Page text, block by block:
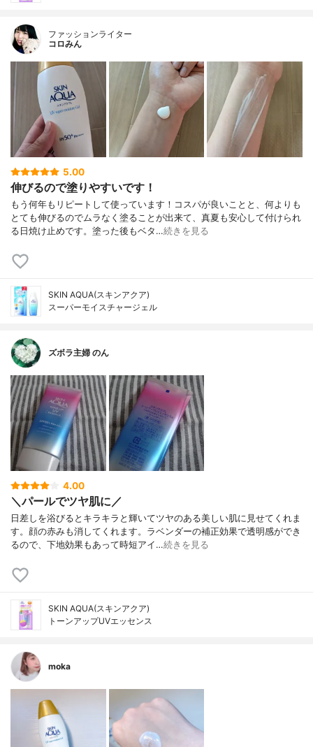
ファッションライター
コロみん
5.00
伸びるので塗りやすいです！
もう何年もリピートして使っています！コスパが良いことと、何よりも
とても伸びるのでムラなく塗ることが出来て、真夏も安心して付けられ
る日焼け止めです。塗った後もベタ…続きを見る
SKIN AQUA(スキンアクア)
スーパーモイスチャージェル
ズボラ主婦 のん
4.00
＼パールでツヤ肌に／
日差しを浴びるとキラキラと輝いてツヤのある美しい肌に見せてくれま
す。顔の赤みも消してくれます。ラベンダーの補正効果で透明感ができ
るので、下地効果もあって時短アイ…続きを見る
SKIN AQUA(スキンアクア)
トーンアップUVエッセンス
moka